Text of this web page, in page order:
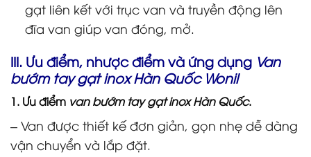
gạt liên kết với trục van và truyền động lên
đĩa van giúp van đóng, mở.
III. Ưu điểm, nhược điểm và ứng dụng Van
bướm tay gạt inox Hàn Quốc Wonil
1. Ưu điểm van bướm tay gạt inox Hàn Quốc.
– Van được thiết kế đơn giản, gọn nhẹ dễ dàng
vận chuyển và lắp đặt.